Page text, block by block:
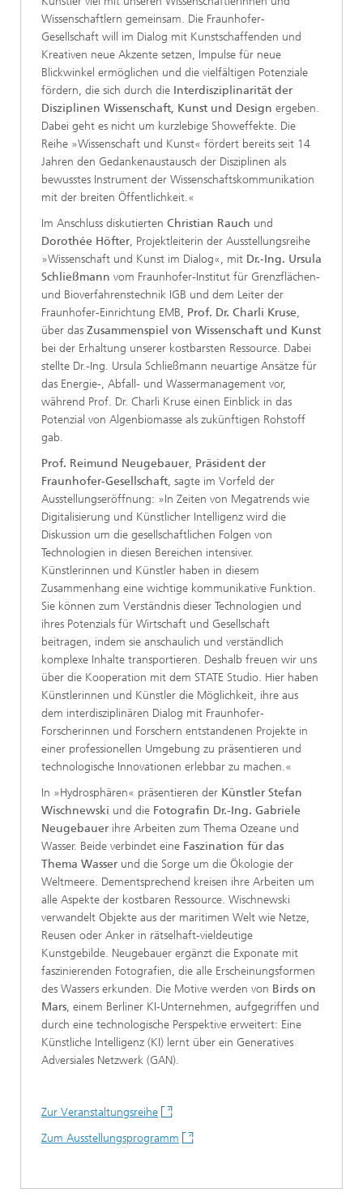
Wissenschaftlern gemeinsam. Die Fraunhofer-
Gesellschaft will im Dialog mit Kunstschaffenden und
Kreativen neue Akzente setzen, Impulse für neue
Blickwinkel ermöglichen und die vielfältigen Potenziale
fördern, die sich durch die Interdisziplinarität der
Disziplinen Wissenschaft, Kunst und Design ergeben.
Dabei geht es nicht um kurzlebige Showeffekte. Die
Reihe »Wissenschaft und Kunst« fördert bereits seit 14
Jahren den Gedankenaustausch der Disziplinen als
bewusstes Instrument der Wissenschaftskommunikation
mit der breiten Öffentlichkeit.«
Im Anschluss diskutierten Christian Rauch und
Dorothée Höfter, Projektleiterin der Ausstellungsreihe
»Wissenschaft und Kunst im Dialog«, mit Dr.-Ing. Ursula
Schließmann vom Fraunhofer-Institut für Grenzflächen-
und Bioverfahrenstechnik IGB und dem Leiter der
Fraunhofer-Einrichtung EMB, Prof. Dr. Charli Kruse,
über das Zusammenspiel von Wissenschaft und Kunst
bei der Erhaltung unserer kostbarsten Ressource. Dabei
stellte Dr.-Ing. Ursula Schließmann neuartige Ansätze für
das Energie-, Abfall- und Wassermanagement vor,
während Prof. Dr. Charli Kruse einen Einblick in das
Potenzial von Algenbiomasse als zukünftigen Rohstoff
gab.
Prof. Reimund Neugebauer, Präsident der
Fraunhofer-Gesellschaft, sagte im Vorfeld der
Ausstellungseröffnung: »In Zeiten von Megatrends wie
Digitalisierung und Künstlicher Intelligenz wird die
Diskussion um die gesellschaftlichen Folgen von
Technologien in diesen Bereichen intensiver.
Künstlerinnen und Künstler haben in diesem
Zusammenhang eine wichtige kommunikative Funktion.
Sie können zum Verständnis dieser Technologien und
ihres Potenzials für Wirtschaft und Gesellschaft
beitragen, indem sie anschaulich und verständlich
komplexe Inhalte transportieren. Deshalb freuen wir uns
über die Kooperation mit dem STATE Studio. Hier haben
Künstlerinnen und Künstler die Möglichkeit, ihre aus
dem interdisziplinären Dialog mit Fraunhofer-
Forscherinnen und Forschern entstandenen Projekte in
einer professionellen Umgebung zu präsentieren und
technologische Innovationen erlebbar zu machen.«
In »Hydrosphären« präsentieren der Künstler Stefan
Wischnewski und die Fotografin Dr.-Ing. Gabriele
Neugebauer ihre Arbeiten zum Thema Ozeane und
Wasser. Beide verbindet eine Faszination für das
Thema Wasser und die Sorge um die Ökologie der
Weltmeere. Dementsprechend kreisen ihre Arbeiten um
alle Aspekte der kostbaren Ressource. Wischnewski
verwandelt Objekte aus der maritimen Welt wie Netze,
Reusen oder Anker in rätselhaft-vieldeutige
Kunstgebilde. Neugebauer ergänzt die Exponate mit
faszinierenden Fotografien, die alle Erscheinungsformen
des Wassers erkunden. Die Motive werden von Birds on
Mars, einem Berliner KI-Unternehmen, aufgegriffen und
durch eine technologische Perspektive erweitert: Eine
Künstliche Intelligenz (KI) lernt über ein Generatives
Adversiales Netzwerk (GAN).
Zur Veranstaltungsreihe
Zum Ausstellungsprogramm